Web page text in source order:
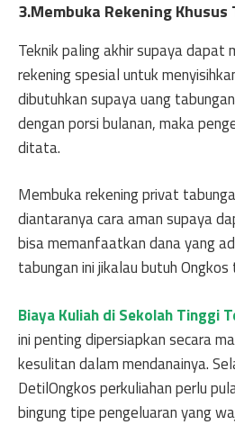
3.Membuka Rekening Khusus
Teknik paling akhir supaya dapat
rekening spesial untuk
dibutuhkan supaya uang
dengan porsi bulanan, maka
ditata.
Membuka rekening privat
diantaranya cara aman supaya
bisa memanfaatkan dana yang
tabungan ini jikalau butuh
Biaya Kuliah di Sekolah Tinggi
ini penting dipersiapkan secara
kesulitan dalam mendanainya.
DetilOngkos perkuliahan perlu
bingung tipe pengeluaran yang